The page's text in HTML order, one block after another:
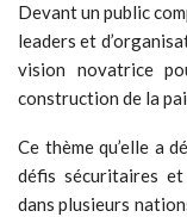
Devant un public
leaders et
vision novatrice
construction de la
Ce thème qu’elle a
défis sécuritaires
dans plusieurs